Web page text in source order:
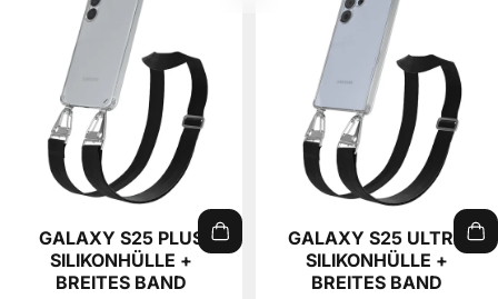
GALAXY S25 PLUS
SILIKONHÜLLE +
BREITES BAND
GALAXY S25 ULTRA
SILIKONHÜLLE +
BREITES BAND